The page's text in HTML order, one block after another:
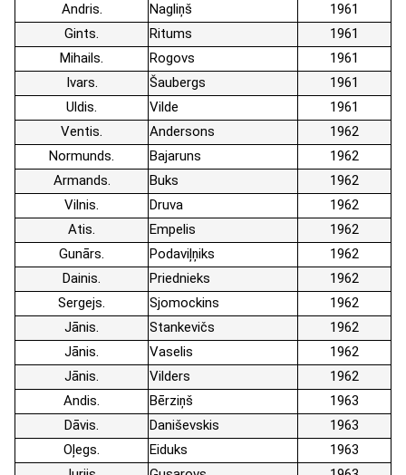
Andris
Nagliņš
1961
Gints
Ritums
1961
Mihails
Rogovs
1961
Ivars
Šaubergs
1961
Uldis
Vilde
1961
Ventis
Andersons
1962
Normunds
Bajaruns
1962
Armands
Buks
1962
Vilnis
Druva
1962
Atis
Empelis
1962
Gunārs
Podaviļņiks
1962
Dainis
Priednieks
1962
Sergejs
Sjomockins
1962
Jānis
Stankevičs
1962
Jānis
Vaselis
1962
Jānis
Vilders
1962
Andis
Bērziņš
1963
Dāvis
Daniševskis
1963
Oļegs
Eiduks
1963